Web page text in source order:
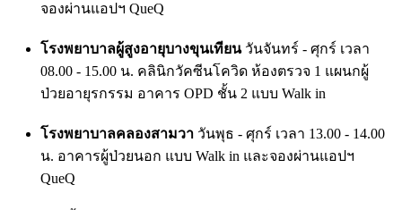
จองผ่านแอปฯ QueQ
โรงพยาบาลผู้สูงอายุบางขุนเทียนวันจันทร์ - ศุกร์ เวลา
08.00 - 15.00 น. คลินิกวัคซีนโควิด ห้องตรวจ 1 แผนกผู้
ป่วยอายุรกรรม อาคาร OPD ชั้น 2 แบบ Walk in
โรงพยาบาลคลองสามวา วันพุธ - ศุกร์ เวลา 13.00 - 14.00
น. อาคารผู้ป่วยนอก แบบ Walk in และจองผ่านแอปฯ
QueQ